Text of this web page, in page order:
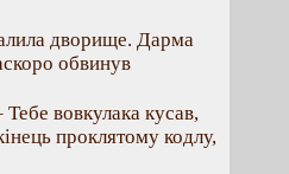
дворище. Дарма
обвинув
вовкулака кусав,
проклятому кодлу,